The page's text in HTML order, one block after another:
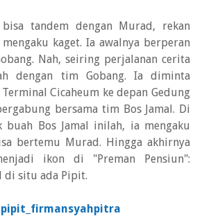
tandem dengan Murad, rekan
kaget. Ia awalnya berperan
Nah, seiring perjalanan cerita
dengan tim Gobang. Ia diminta
Cicaheum ke depan Gedung
bersama tim Bos Jamal. Di
buah Bos Jamal inilah, ia mengaku
bertemu Murad. Hingga akhirnya
ikon di "Preman Pensiun":
di situ ada Pipit.